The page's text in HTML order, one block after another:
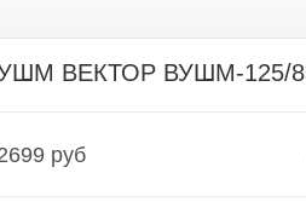
ВЕКТОР ВУШМ-125/
руб